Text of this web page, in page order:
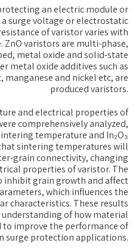
an electric module or
surge voltage or electrostatic
of varistor varies with
ZnO varistors are multi-phase,
metal oxide and solid-state
metal oxide additives such as
and nickel etc, are
produced varistors.
and electrical properties of
comprehensively analyzed,
temperature and In₂O₃
sintering temperatures will
grain connectivity, changing
properties of varistor. The
inhibit grain growth and affect
which influences the
characteristics. These results
of how material
to improve the performance of
surge protection applications.